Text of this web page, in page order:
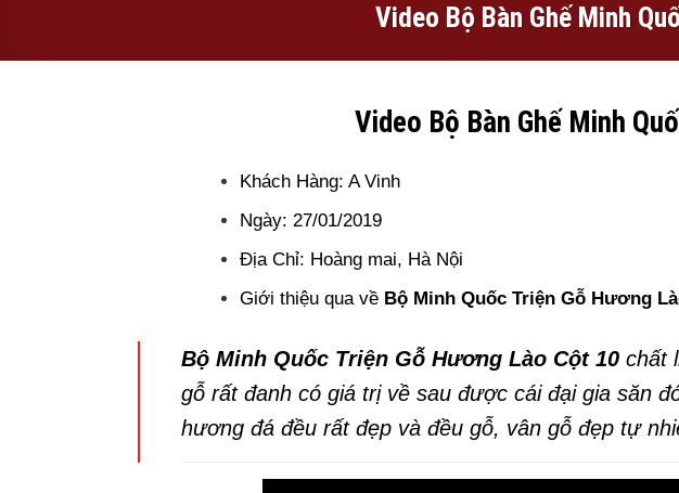
Video Bộ Bàn Ghế Minh
Video Bộ Bàn Ghế Minh
Khách Hàng: A Vinh
Ngày: 27/01/2019
Địa Chỉ: Hoàng mai, Hà Nội
Giới thiệu qua về Bộ Minh Quốc Triện Gỗ Hương
Bộ Minh Quốc Triện Gỗ Hương Lào Cột 10chất
gỗ rất đanh có giá trị về sau được cái đại gia săn
hương đá đều rất đẹp và đều gỗ, vân gỗ đẹp tự